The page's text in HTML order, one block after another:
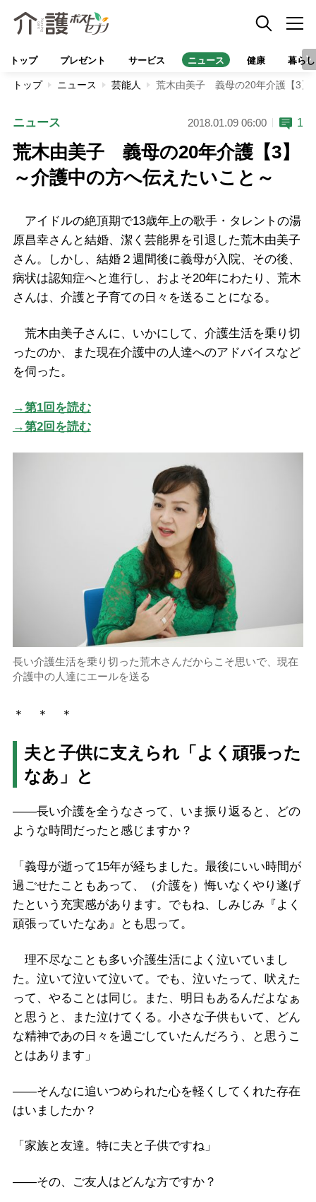
トップ プレゼント サービス ニュース 健康 暮らし
トップ ニュース 芸能人 荒木由美子 義母の20年介護【3】
ニュース 2018.01.09 06:00 1
荒木由美子 義母の20年介護【3】
～介護中の方へ伝えたいこと～
アイドルの絶頂期で13歳年上の歌手・タレントの湯
原昌幸さんと結婚、潔く芸能界を引退した荒木由美子
さん。しかし、結婚２週間後に義母が入院、その後、
病状は認知症へと進行し、およそ20年にわたり、荒木
さんは、介護と子育ての日々を送ることになる。
荒木由美子さんに、いかにして、介護生活を乗り切
ったのか、また現在介護中の人達へのアドバイスなど
を伺った。
→第1回を読む
→第2回を読む
長い介護生活を乗り切った荒木さんだからこそ思いで、現在
介護中の人達にエールを送る
＊ ＊ ＊
夫と子供に支えられ「よく頑張った
なあ」と
――長い介護を全うなさって、いま振り返ると、どの
ような時間だったと感じますか？
「義母が逝って15年が経ちました。最後にいい時間が
過ごせたこともあって、（介護を）悔いなくやり遂げ
たという充実感があります。でもね、しみじみ『よく
頑張っていたなあ』とも思って。
理不尽なことも多い介護生活によく泣いていまし
た。泣いて泣いて泣いて。でも、泣いたって、吠えた
って、やることは同じ。また、明日もあるんだよなぁ
と思うと、また泣けてくる。小さな子供もいて、どん
な精神であの日々を過ごしていたんだろう、と思うこ
とはあります」
――そんなに追いつめられた心を軽くしてくれた存在
はいましたか？
「家族と友達。特に夫と子供ですね」
――その、ご友人はどんな方ですか？